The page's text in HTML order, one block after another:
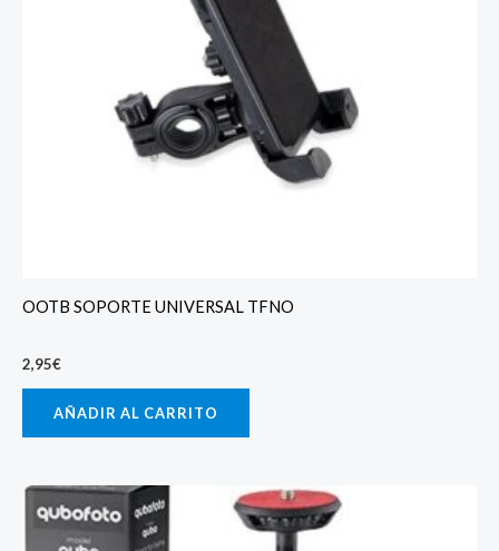
OOTB SOPORTE UNIVERSAL TFNO
2,95€
AÑADIR AL CARRITO